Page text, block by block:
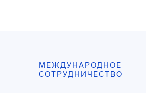
МЕЖДУНАРОДНОЕ
СОТРУДНИЧЕСТВО